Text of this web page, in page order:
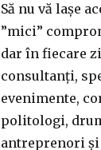
Să nu vă lașe
”mici”
dar în fiecare
consultanți,
evenimente,
politologi,
antreprenori și